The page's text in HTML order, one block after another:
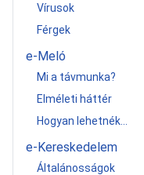
Vírusok
Férgek
e-Meló
Mi a távmunka?
Elméleti háttér
Hogyan lehetnék...
e-Kereskedelem
Általánosságok